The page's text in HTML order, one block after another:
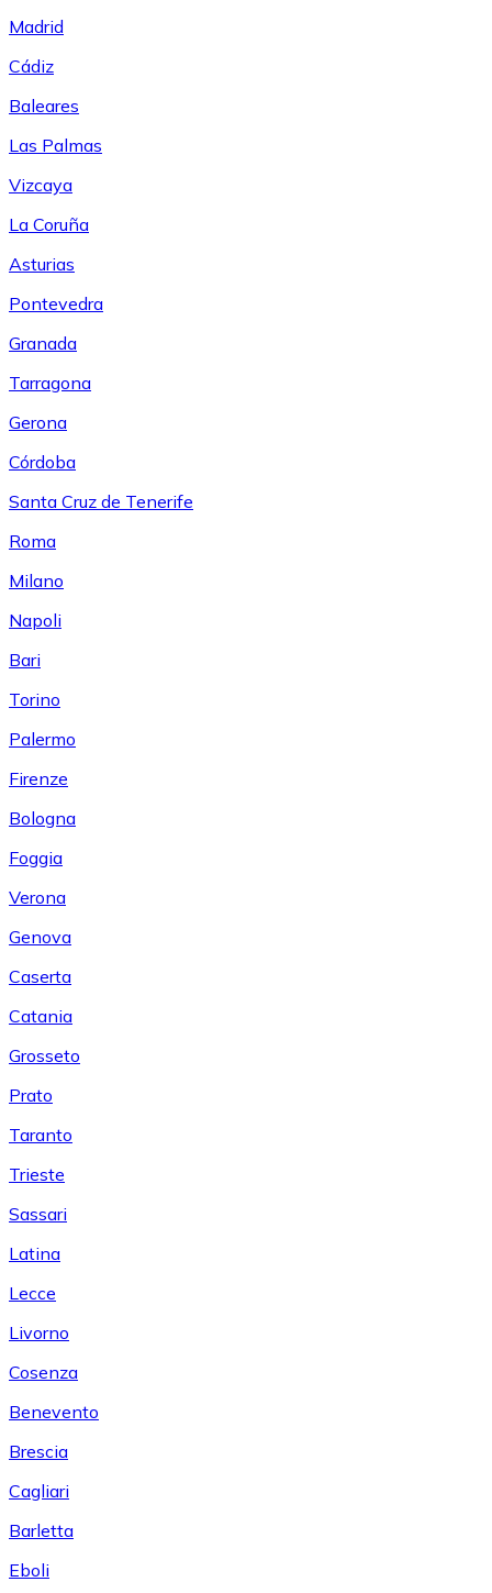
Madrid
Cádiz
Baleares
Las Palmas
Vizcaya
La Coruña
Asturias
Pontevedra
Granada
Tarragona
Gerona
Córdoba
Santa Cruz de Tenerife
Roma
Milano
Napoli
Bari
Torino
Palermo
Firenze
Bologna
Foggia
Verona
Genova
Caserta
Catania
Grosseto
Prato
Taranto
Trieste
Sassari
Latina
Lecce
Livorno
Cosenza
Benevento
Brescia
Cagliari
Barletta
Eboli